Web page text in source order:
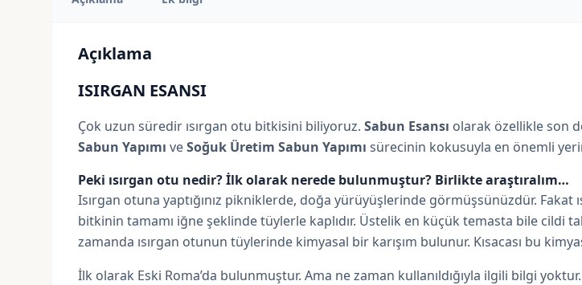
Açıklama
ISIRGAN ESANSI
Çok uzun süredir ısırgan otu bitkisini biliyoruz. Sabun Esansı olarak özellikle son
Sabun Yapımı veSoğuk Üretim Sabun Yapımı sürecinin kokusuyla en önemli
Peki ısırgan otu nedir? İlk olarak nerede bulunmuştur? Birlikte araştıralım…
Isırgan otuna yaptığınız pikniklerde, doğa yürüyüşlerinde görmüşsünüzdür. Fakat
bitkinin tamamı iğne şeklinde tüylerle kaplıdır. Üstelik en küçük temasta bile cildi
zamanda ısırgan otunun tüylerinde kimyasal bir karışım bulunur. Kısacası bu
İlk olarak Eski Roma’da bulunmuştur. Ama ne zaman kullanıldığıyla ilgili bilgi